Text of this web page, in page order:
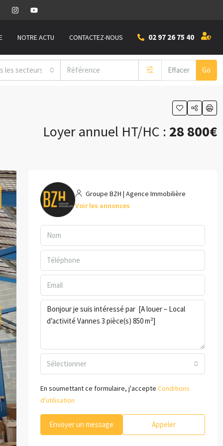
NOTRE ACTU CONTACTEZ-NOUS 02 97 26 75 40
les secteurs Effacer Go
Loyer annuel HT/HC : 28 800€
Groupe BZH | Agence Immobilière
Voir les annonces
Sélectionner
En soumettant ce formulaire, j'accepte Conditions
d'utilisation
Envoyer un message Appeler